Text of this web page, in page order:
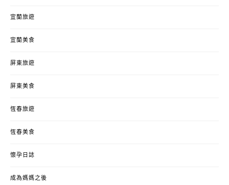
宜蘭旅遊
宜蘭美食
屏東旅遊
屏東美食
恆春旅遊
恆春美食
懷孕日誌
成為媽媽之後